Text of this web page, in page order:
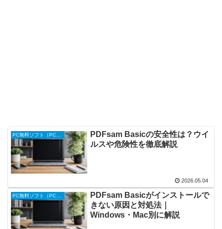
PDFsam Basicの安全性は？ウイ
ルスや危険性を徹底解説
2026.05.04
PC無料ソフト（PC便利ツール）
PDFsam Basicがインストールで
きない原因と対処法｜
Windows・Mac別に解説